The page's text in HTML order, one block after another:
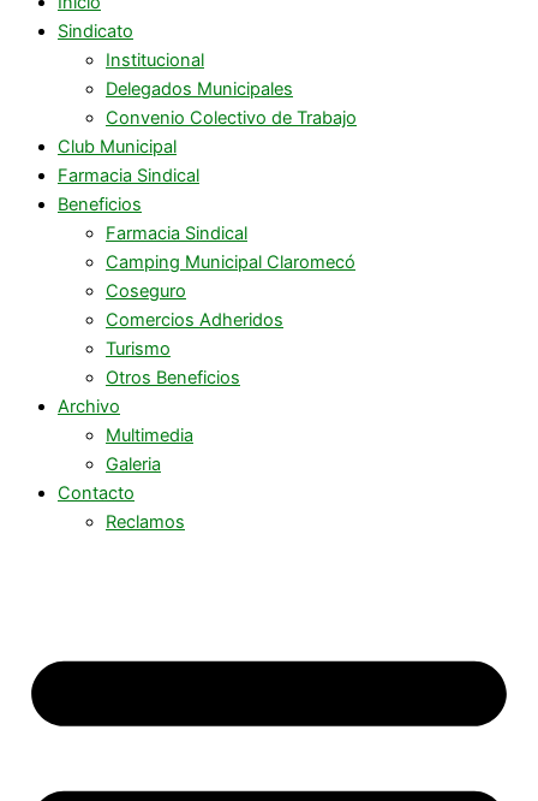
Sindicato
Institucional
Delegados Municipales
Convenio Colectivo de Trabajo
Club Municipal
Farmacia Sindical
Beneficios
Farmacia Sindical
Camping Municipal Claromecó
Coseguro
Comercios Adheridos
Turismo
Otros Beneficios
Archivo
Multimedia
Galeria
Contacto
Reclamos